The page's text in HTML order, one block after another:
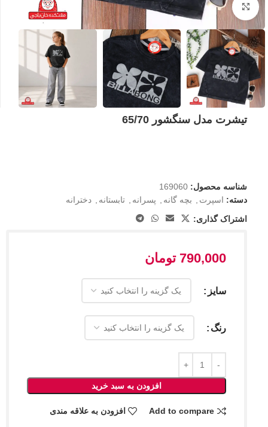
بزرگنمایی تصویر
تیشرت مدل سنگشور 65/70
شناسه محصول: 169060
دسته: اسپرت بچه گانه پسرانه تابستانه
دخترانه
اشتراک گذاری:
790,000 تومان
سایز
رنگ
افزودن به سبد خرید
Add to compare افزودن به علاقه مندی